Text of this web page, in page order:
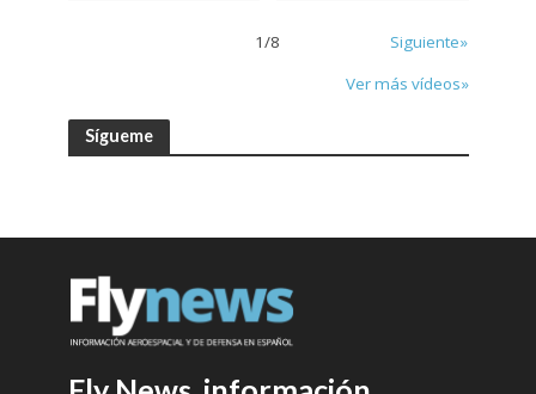
1/8
Siguiente»
Ver más vídeos»
Sígueme